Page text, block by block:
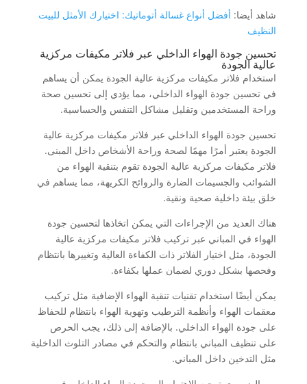
شاهد أيضا: أفضل أنواع غسالة أتوماتيك: اختيارك الأمثل للبيت
النظيف
تحسين جودة الهواء الداخلي عبر فلاتر مكيفات مركزية
عالية الجودة
استخدام فلاتر مكيفات مركزية عالية الجودة يمكن أن يساهم
في تحسين جودة الهواء الداخلي، مما يؤدي إلى تحسين صحة
وراحة المستخدمين وتقليل مشاكل التنفس والحساسية.
تحسين جودة الهواء الداخلي عبر فلاتر مكيفات مركزية عالية
الجودة يعتبر أمرًا مهمًا لصحة وراحة الأشخاص داخل المبنى.
فلاتر مكيفات مركزية عالية الجودة تقوم بتنقية الهواء من
الشوائب والجسيمات الضارة والروائح الكريهة، مما يساهم في
خلق بيئة داخلية صحية ونقية.
هناك العديد من الإجراءات التي يمكن اتخاذها لتحسين جودة
الهواء في المباني عبر تركيب فلاتر مكيفات مركزية عالية
الجودة، مثل اختيار الفلاتر ذات الكفاءة العالية وتغييرها بانتظام
وفحصها بشكل دوري لضمان عملها بكفاءة.
يمكن أيضًا استخدام تقنيات تنقية الهواء الإضافية مثل تركيب
معقمات الهواء وأنظمة الترطيب وتهوية الهواء بانتظام للحفاظ
على جودة الهواء الداخلي. بالإضافة إلى ذلك، يجب الحرص
على تنظيف المباني بانتظام والتحكم في مصادر التلوث الداخلية
مثل التدخين داخل المباني.